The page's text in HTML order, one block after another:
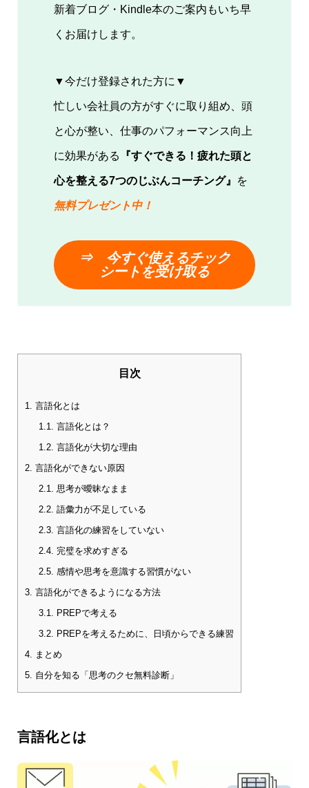
新着ブログ・Kindle本のご案内もいち早
くお届けします。
▼今だけ登録された方に▼
忙しい会社員の方がすぐに取り組め、頭
と心が整い、仕事のパフォーマンス向上
に効果がある 『すぐできる！疲れた頭と
心を整える7つのじぶんコーチング』 を
無料プレゼント中！
⇒ 今すぐ使えるチック
シートを受け取る
目次
1.
言語化とは
1.1.
言語化とは？
1.2. 言語化が大切な理由
2. 言語化ができない原因
2.1.
思考が曖昧なまま
2.2. 語彙力が不足している
2.3. 言語化の練習をしていない
2.4. 完璧を求めすぎる
2.5. 感情や思考を意識する習慣がない
3. 言語化ができるようになる方法
3.1.
PREPで考える
3.2. PREPを考えるために、日頃からできる練習
4.
まとめ
5. 自分を知る「思考のクセ無料診断」
言語化とは